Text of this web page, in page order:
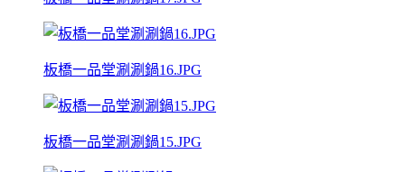
板橋一品堂涮涮鍋16.JPG
板橋一品堂涮涮鍋15.JPG